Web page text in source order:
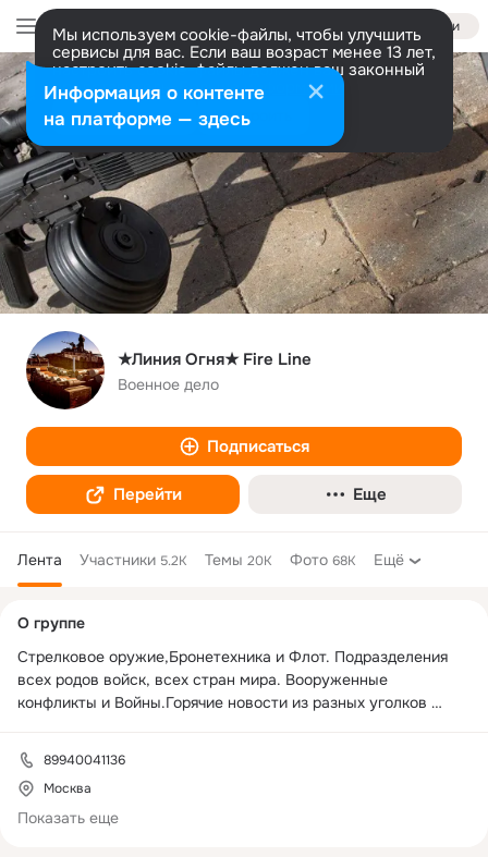
Войти
Мы используем cookie-файлы, чтобы улучшить
сервисы для вас. Если ваш возраст менее 13 лет,
настроить cookie-файлы должен ваш законный
представитель. Больше информации
Разрешить все Настроить
★Линия Огня★ Fire Line
Военное дело
Подписаться
Перейти Еще
Лента Участники 5.2K Темы 20K Фото 68K Ещё
колонка
О группе
Стрелковое оружие,Бронетехника и Флот. Подразделения
всех родов войск, всех стран мира. Вооруженные
конфликты и Войны.Горячие новости из разных уголков
загадки, тайны и малоизвестные факты.Информативно о
главном, интересно о сложном.
Зажигаем по жизни, стреляем по цели
89940041136
Москва
Показать еще
Информация о контенте
на платформе — здесь